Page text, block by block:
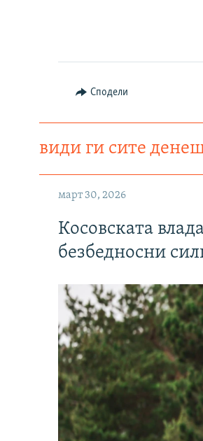
Сподели
види ги сите
март 30, 2026
Косовската
безбедносни